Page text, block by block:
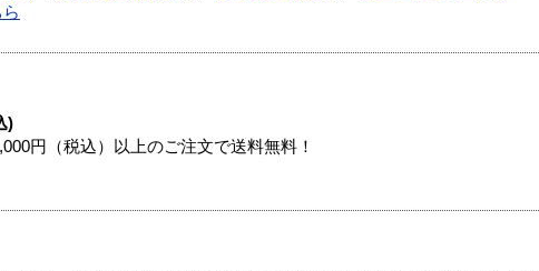
)
円（税込）以上のご注文で送料無料！